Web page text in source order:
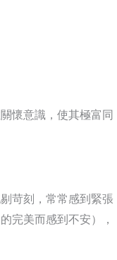
懷意識，使其極富同
苛刻，常常感到緊張
完美而感到不安），